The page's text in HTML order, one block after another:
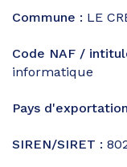
Commune : LE
Code NAF /
informatique
Pays
SIREN/SIRET :